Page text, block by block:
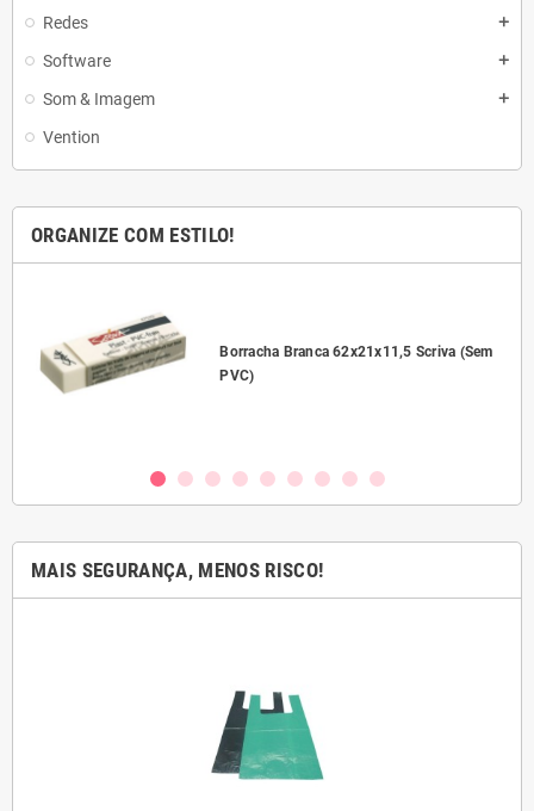
Redes add
Software add
Som & Imagem add
Vention
ORGANIZE COM ESTILO!
Borracha Branca 62x21x11,5 Scriva (Sem
PVC)
MAIS SEGURANÇA, MENOS RISCO!